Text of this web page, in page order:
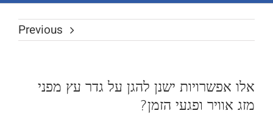
Previous
אלו אפשרויות ישנן להגן על גדר עץ מפני
מזג אוויר ופגעי הזמן?